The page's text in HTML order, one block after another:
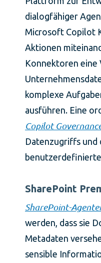
dialogfähiger
Microsoft Copilot
Aktionen
Konnektoren eine
komplexe
ausführen. Eine
Copilot
Datenzugriffs und
SharePoint
SharePoint-
werden, dass sie
Metadaten
sensible